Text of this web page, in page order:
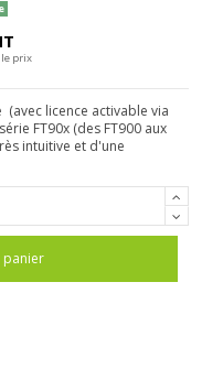
le prix
licence activable via
FT90x (des FT900 aux
intuitive et d'une
panier